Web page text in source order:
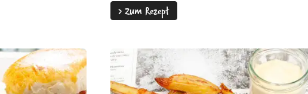
>Zum Rezept